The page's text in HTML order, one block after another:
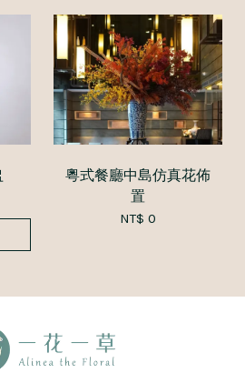
粵式餐廳中島仿真花佈
置
NT$ 0